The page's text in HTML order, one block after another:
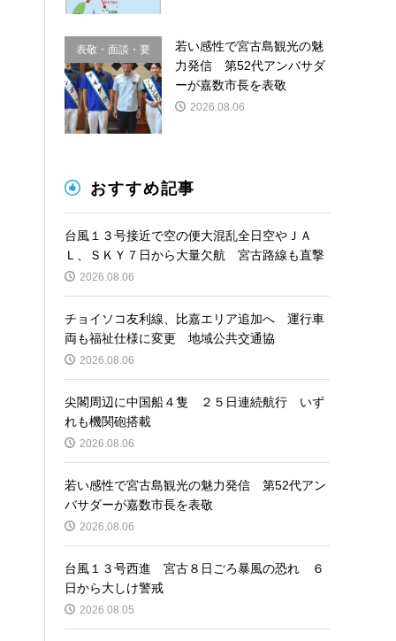
表敬・面談・要
請
若い感性で宮古島観光の魅
力発信 第52代アンバサダ
ーが嘉数市長を表敬
2026.08.06
おすすめ記事
台風１３号接近で空の便大混乱全日空やＪＡ
Ｌ、ＳＫＹ７日から大量欠航 宮古路線も直撃
2026.08.06
チョイソコ友利線、比嘉エリア追加へ 運行車
両も福祉仕様に変更 地域公共交通協
2026.08.06
尖閣周辺に中国船４隻 ２５日連続航行 いず
れも機関砲搭載
2026.08.06
若い感性で宮古島観光の魅力発信 第52代アン
バサダーが嘉数市長を表敬
2026.08.06
台風１３号西進 宮古８日ごろ暴風の恐れ ６
日から大しけ警戒
2026.08.05